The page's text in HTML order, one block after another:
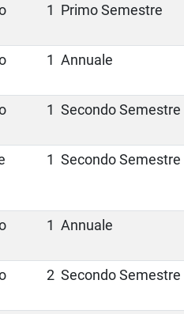
1 Primo Semestre
1 Annuale
1 Secondo Semestre
1 Secondo Semestre
1 Annuale
2 Secondo Semestre